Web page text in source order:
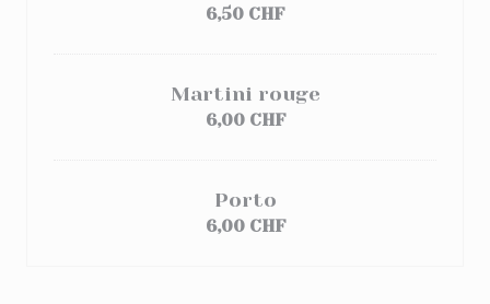
6,50 CHF
Martini rouge
6,00 CHF
Porto
6,00 CHF